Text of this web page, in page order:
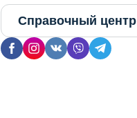
Справочный центр